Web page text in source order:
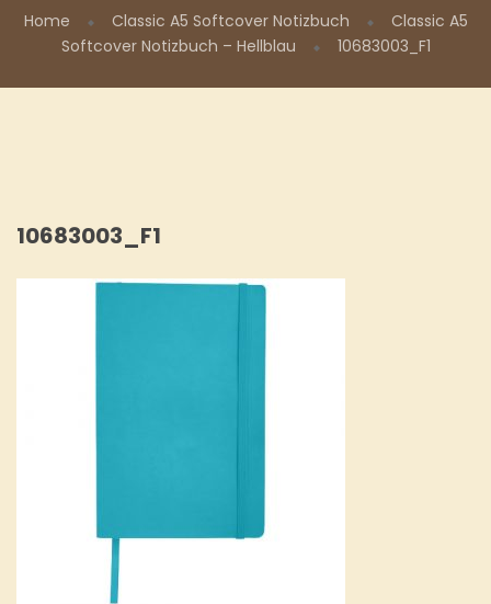
Home Classic A5 Softcover Notizbuch
Classic A5
Softcover Notizbuch – Hellblau
10683003_F1
10683003_F1